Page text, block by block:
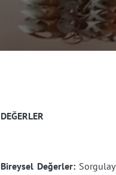
DEĞERLER
Bireysel Değerler: